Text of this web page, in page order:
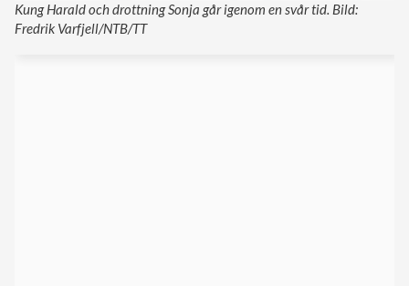
Kung Harald och drottning Sonja går igenom en svår tid. Bild:
Fredrik Varfjell/NTB/TT